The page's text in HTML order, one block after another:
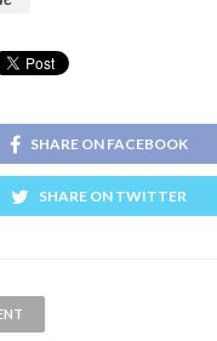
SHARE ON FACEBOOK
SHARE ON TWITTER